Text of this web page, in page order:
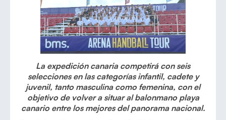
La expedición canaria competirá con seis
selecciones en las categorías infantil, cadete y
juvenil, tanto masculina como femenina, con el
objetivo de volver a situar al balonmano playa
canario entre los mejores del panorama nacional.